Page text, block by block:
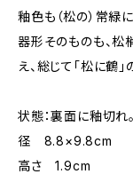
釉色も（松の）常緑
器形そのものも、
え、総じて「松に鶴
状態：裏面に釉切れ
径 8.8×9.8cm
高さ 1.9cm